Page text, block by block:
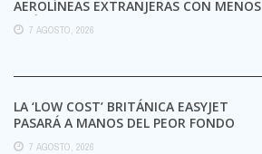
AEROLÍNEAS EXTRANJERAS CON MENOS
TRÁMITES
7 AGOSTO, 2026
LA ‘LOW COST’ BRITÁNICA EASYJET
PASARÁ A MANOS DEL PEOR FONDO
POSIBLE:
7 AGOSTO, 2026